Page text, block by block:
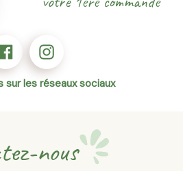
sur les réseaux sociaux
nous